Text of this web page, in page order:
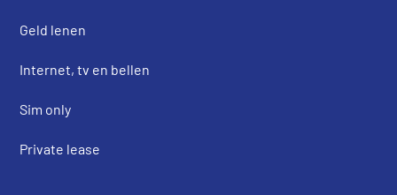
Geld lenen
Internet, tv en bellen
Sim only
Private lease